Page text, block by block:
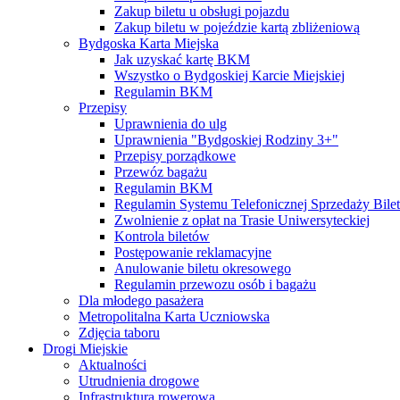
Zakup biletu u obsługi pojazdu
Zakup biletu w pojeździe kartą zbliżeniową
Bydgoska Karta Miejska
Jak uzyskać kartę BKM
Wszystko o Bydgoskiej Karcie Miejskiej
Regulamin BKM
Przepisy
Uprawnienia do ulg
Uprawnienia "Bydgoskiej Rodziny 3+"
Przepisy porządkowe
Przewóz bagażu
Regulamin BKM
Regulamin Systemu Telefonicznej Sprzedaży
Zwolnienie z opłat na Trasie Uniwersyteckiej
Kontrola biletów
Postępowanie reklamacyjne
Anulowanie biletu okresowego
Regulamin przewozu osób i bagażu
Dla młodego pasażera
Metropolitalna Karta Uczniowska
Zdjęcia taboru
Drogi Miejskie
Aktualności
Utrudnienia drogowe
Infrastruktura rowerowa